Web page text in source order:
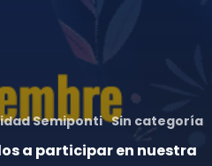
Semiponti Sin categoría
a participar en nuestra